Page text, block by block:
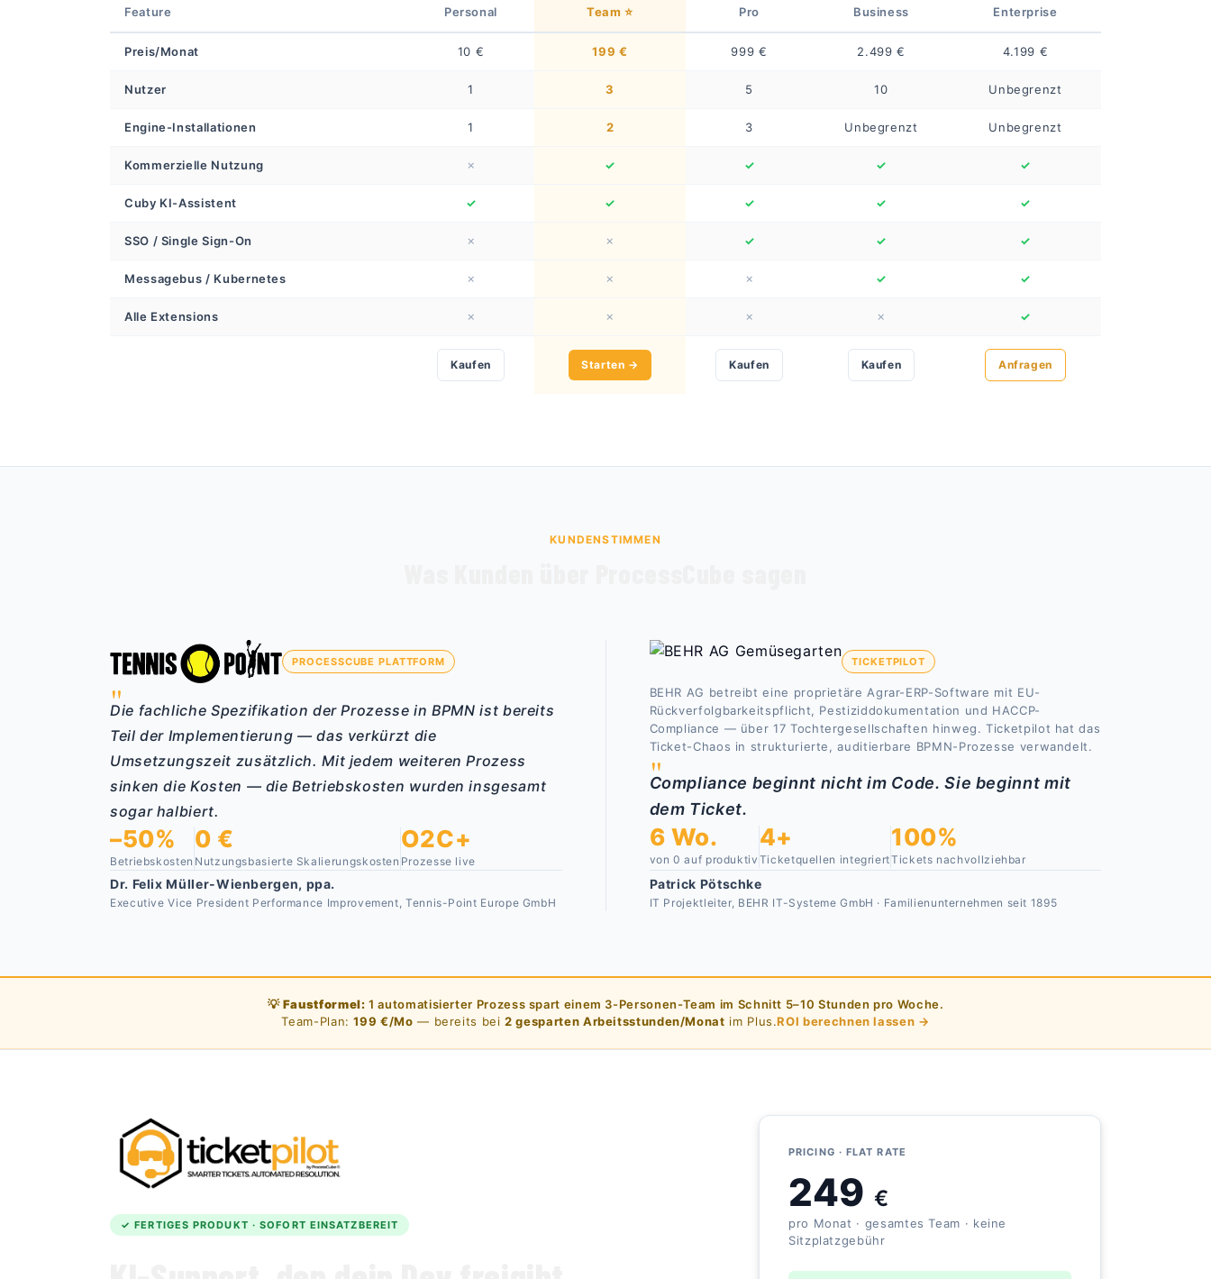
Feature Personal Team ⭐ Pro Business Enterprise
Preis/Monat 10 € 199 € 999 € 2.499 € 4.199 €
Nutzer 1 3 5 10 Unbegrenzt
Engine-Installationen 1 2 3 Unbegrenzt Unbegrenzt
Kommerzielle Nutzung ✗ ✓ ✓ ✓ ✓
Cuby KI-Assistent ✓ ✓ ✓ ✓ ✓
SSO / Single Sign-On ✗ ✗ ✓ ✓ ✓
Messagebus / Kubernetes ✗ ✗ ✗ ✓ ✓
Alle Extensions ✗ ✗ ✗ ✗ ✓
Kaufen Starten → Kaufen Kaufen Anfragen
KUNDENSTIMMEN
PROCESSCUBE PLATTFORM
"
Die fachliche Spezifikation der Prozesse in BPMN ist bereits
Teil der Implementierung — das verkürzt die
Umsetzungszeit zusätzlich. Mit jedem weiteren Prozess
sinken die Kosten — die Betriebskosten wurden insgesamt
sogar halbiert.
–50%
Betriebskosten
0 €
Nutzungsbasierte Skalierungskosten
O2C+
Prozesse live
Dr. Felix Müller-Wienbergen, ppa.
Executive Vice President Performance Improvement, Tennis-Point Europe GmbH
TICKETPILOT
BEHR AG betreibt eine proprietäre Agrar-ERP-Software mit EU-
Rückverfolgbarkeitspflicht, Pestiziddokumentation und HACCP-
Compliance — über 17 Tochtergesellschaften hinweg. Ticketpilot hat das
Ticket-Chaos in strukturierte, auditierbare BPMN-Prozesse verwandelt.
"
Compliance beginnt nicht im Code. Sie beginnt mit
dem Ticket.
6 Wo.
von 0 auf produktiv
4+
Ticketquellen integriert
100%
Tickets nachvollziehbar
Patrick Pötschke
IT Projektleiter, BEHR IT-Systeme GmbH · Familienunternehmen seit 1895
💡Faustformel: 1 automatisierter Prozess spart einem 3-Personen-Team im Schnitt 5–10 Stunden pro Woche.
Team-Plan:199 €/Mo — bereits bei2 gesparten Arbeitsstunden/Monat im Plus.ROI berechnen lassen →
✓ FERTIGES PRODUKT · SOFORT EINSATZBEREIT
PRICING · FLAT RATE
249 €
pro Monat · gesamtes Team · keine
Sitzplatzgebühr